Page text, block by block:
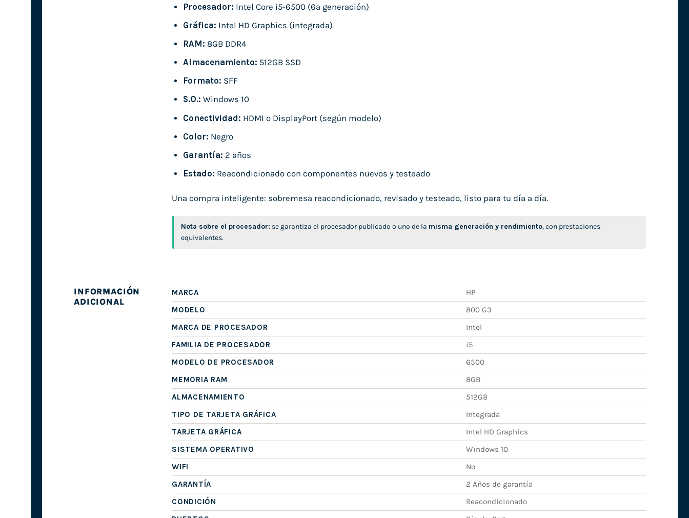
Procesador: Intel Core i5-6500 (6ª generación)
Gráfica: Intel HD Graphics (integrada)
RAM: 8GB DDR4
Almacenamiento: 512GB SSD
Formato: SFF
S.O.: Windows 10
Conectividad: HDMI o DisplayPort (según modelo)
Color: Negro
Garantía: 2 años
Estado: Reacondicionado con componentes nuevos y testeado
Una compra inteligente: sobremesa reacondicionado, revisado y testeado, listo para tu día a día.
Nota sobre el procesador: se garantiza el procesador publicado o uno de la misma generación y rendimiento, con prestaciones
equivalentes.
INFORMACIÓN
ADICIONAL
MARCA
HP
MODELO
800 G3
MARCA DE PROCESADOR
Intel
FAMILIA DE PROCESADOR
i5
MODELO DE PROCESADOR
6500
MEMORIA RAM
8GB
ALMACENAMIENTO
512GB
TIPO DE TARJETA GRÁFICA
Integrada
TARJETA GRÁFICA
Intel HD Graphics
SISTEMA OPERATIVO
Windows 10
WIFI
No
GARANTÍA
2 Años de garantía
CONDICIÓN
Reacondicionado